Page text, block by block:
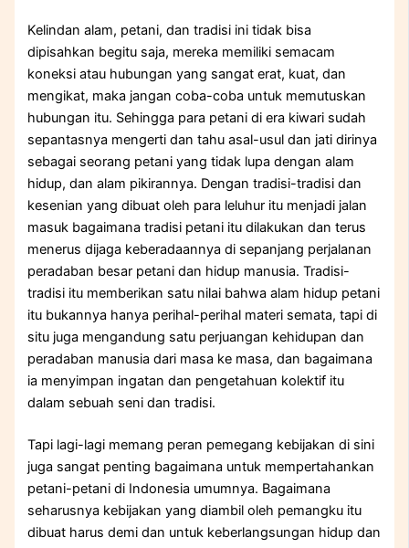
Kelindan alam, petani, dan tradisi ini tidak bisa
dipisahkan begitu saja, mereka memiliki semacam
koneksi atau hubungan yang sangat erat, kuat, dan
mengikat, maka jangan coba-coba untuk memutuskan
hubungan itu. Sehingga para petani di era kiwari sudah
sepantasnya mengerti dan tahu asal-usul dan jati dirinya
sebagai seorang petani yang tidak lupa dengan alam
hidup, dan alam pikirannya. Dengan tradisi-tradisi dan
kesenian yang dibuat oleh para leluhur itu menjadi jalan
masuk bagaimana tradisi petani itu dilakukan dan terus
menerus dijaga keberadaannya di sepanjang perjalanan
peradaban besar petani dan hidup manusia. Tradisi-
tradisi itu memberikan satu nilai bahwa alam hidup petani
itu bukannya hanya perihal-perihal materi semata, tapi di
situ juga mengandung satu perjuangan kehidupan dan
peradaban manusia dari masa ke masa, dan bagaimana
ia menyimpan ingatan dan pengetahuan kolektif itu
dalam sebuah seni dan tradisi.
Tapi lagi-lagi memang peran pemegang kebijakan di sini
juga sangat penting bagaimana untuk mempertahankan
petani-petani di Indonesia umumnya. Bagaimana
seharusnya kebijakan yang diambil oleh pemangku itu
dibuat harus demi dan untuk keberlangsungan hidup dan